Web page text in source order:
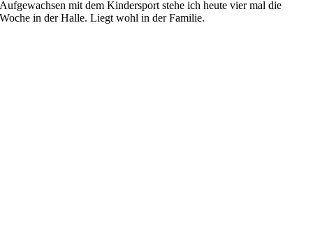
Aufgewachsen mit dem Kindersport stehe ich heute vier mal die
Woche in der Halle. Liegt wohl in der Familie.